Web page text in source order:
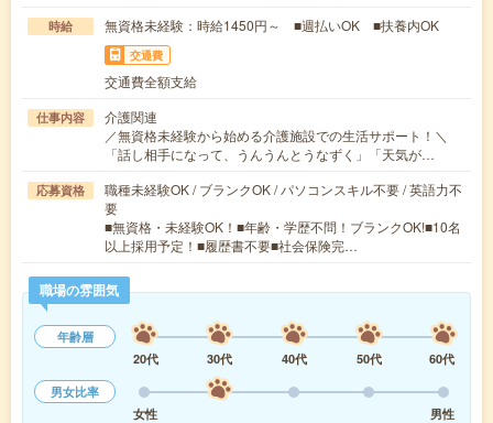
時給 無資格未経験：時給1450円～ ■週払いOK ■扶養内OK
交通費
交通費全額支給
仕事内容
介護関連
／無資格未経験から始める介護施設での生活サポート！＼
「話し相手になって、うんうんとうなずく」「天気が…
応募資格
職種未経験OK / ブランクOK / パソコンスキル不要 / 英語力不
要
■無資格・未経験OK！■年齢・学歴不問！ブランクOK!■10名
以上採用予定！■履歴書不要■社会保険完…
職場の雰囲気
年齢層
20代
30代 40代 50代
60代
男女比率
女性
男性